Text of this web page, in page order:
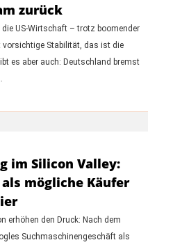
zurück
US-Wirtschaft – trotz boomender
vorsichtige Stabilität, das ist die
es aber auch: Deutschland bremst
im Silicon Valley:
mögliche Käufer
erhöhen den Druck: Nach dem
Suchmaschinengeschäft als